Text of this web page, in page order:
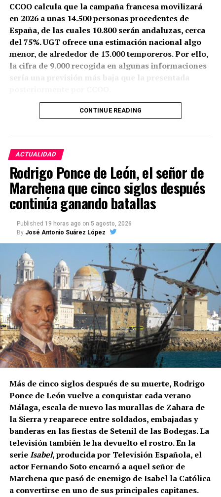
CCOO calcula que la campaña francesa movilizará
en 2026 a unas 14.500 personas procedentes de
España, de las cuales 10.800 serán andaluzas, cerca
del 75%. UGT ofrece una estimación nacional algo
menor, de alrededor de 13.000 temporeros. Por ello,
la cifra de 9.000 recogida en algunas informaciones
sería una previsión más baja que la presentada
Granada y Jaén aportarán conjuntamente unos 8.000
trabajadores. También partirán cuadrillas desde la
Sierra Norte de Córdoba, la Sierra de Cádiz, el sur de
Sevilla, la zona malagueña de Teba y varios
municipios de Almería.
La mayoría no viaja a buscar trabajo sobre el
terreno. Aproximadamente el 90% repite campaña y
se desplaza en cuadrillas contratadas previamente
por explotaciones que ya conocen. Muchos puestos
han pasado de padres a hijos y se mantienen desde
hace décadas.
Cuándo comienza la vendimia
Las primeras incorporaciones están previstas desde
mediados de agosto en las zonas francesas donde la
uva madura antes. La campaña se extenderá durante
septiembre en regiones como Borgoña, Champaña,
Beaujolais y Burdeos.
Los contratos suelen durar entre diez días y tres
semanas. Algunos trabajadores enlazan varias
explotaciones y permanecen en Francia durante más
de un mes. La fecha exacta depende de la
maduración de la uva y de las temperaturas.
Cuánto se cobra
El salario mínimo oficial francés es de 12,02 euros
brutos por hora. Sin embargo, las ofertas actuales
consultadas por France Travail ofrecen entre 12,31 y
14,50 euros brutos, dependiendo de la finca y del
CONTINUE READING
ACTUALIDAD
Rodrigo Ponce de León, el señor de
Marchena que cinco siglos después
continúa ganando batallas
Published 19 horas ago on 5 agosto, 2026
By José Antonio Suárez López
Más de cinco siglos después de su muerte, Rodrigo
Ponce de León vuelve a conquistar cada verano
Málaga, escala de nuevo las murallas de Zahara de
la Sierra y reaparece entre soldados, embajadas y
banderas en las fiestas de Setenil de las Bodegas. La
televisión también le ha devuelto el rostro. En la
serieIsabel, producida por Televisión Española, el
actor Fernando Soto encarnó a aquel señor de
Marchena que pasó de enemigo de Isabel la Católica
a convertirse en uno de sus principales capitanes.